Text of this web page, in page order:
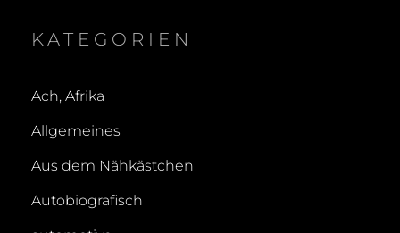
KATEGORIEN
Ach, Afrika
Allgemeines
Aus dem Nähkästchen
Autobiografisch